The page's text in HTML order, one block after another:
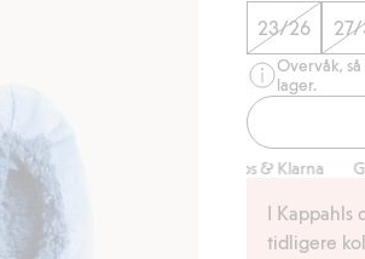
23/26
Overvåk,
lager.
Enkel betaling med Vipps & Klarna Gratis
I Kappahls
tidligere